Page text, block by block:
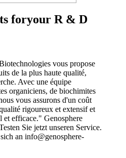
foryour R & D
vous propose
de la plus haute qualité,
Avec une équipe
organiciens, de biochimites
vous assurons d'un coût
rigoureux et extensif et
et efficace." Genosphere
Sie jetzt unseren Service.
an info@genosphere-